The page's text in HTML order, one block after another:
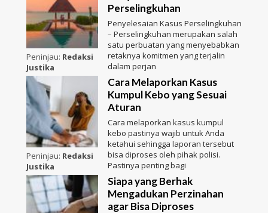
Peninjau: Redaksi
Justika
Perselingkuhan
Penyelesaian Kasus Perselingkuhan
– Perselingkuhan merupakan salah
satu perbuatan yang menyebabkan
retaknya komitmen yang terjalin
dalam perjan
Peninjau: Redaksi
Justika
Cara Melaporkan Kasus
Kumpul Kebo yang Sesuai
Aturan
Cara melaporkan kasus kumpul
kebo pastinya wajib untuk Anda
ketahui sehingga laporan tersebut
bisa diproses oleh pihak polisi.
Pastinya penting bagi
Siapa yang Berhak
Mengadukan Perzinahan
agar Bisa Diproses